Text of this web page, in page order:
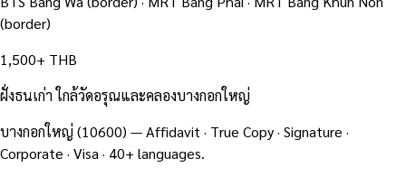
(border)
1,500+ THB
ฝั่งธนเก่า ใกล้วัดอรุณและคลองบางกอกใหญ่
บางกอกใหญ่ (10600) — Affidavit · True Copy · Signature ·
Corporate · Visa · 40+ languages.